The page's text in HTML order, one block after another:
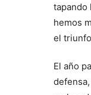
tapando
hemos
el
El año